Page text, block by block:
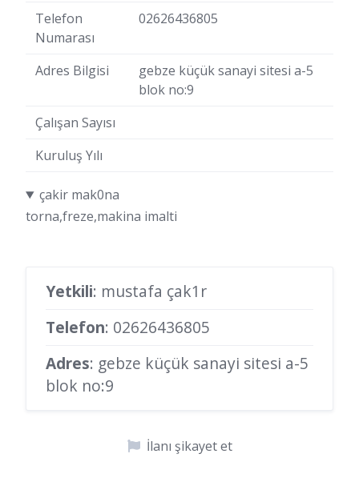
Telefon
Numarası
02626436805
Adres Bilgisi
gebze küçük sanayi sitesi a-5
blok no:9
Çalışan Sayısı
Kuruluş Yılı
çakir mak0na
torna,freze,makina imalti
Yetkili: mustafa çak1r
Telefon: 02626436805
Adres: gebze küçük sanayi sitesi a-5
blok no:9
İlanı şikayet et